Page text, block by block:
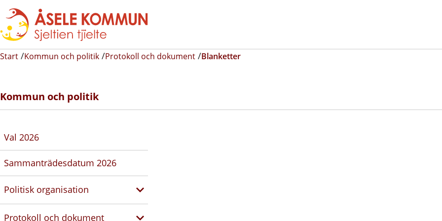
Start Kommun och politik Protokoll och dokument Blanketter
Kommun och politik
Val 2026
Sammanträdesdatum 2026
Politisk organisation
Protokoll och dokument